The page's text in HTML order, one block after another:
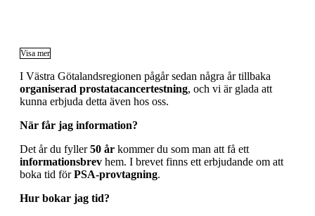
Visa mer
I Västra Götalandsregionen pågår sedan några år tillbaka
organiserad prostatacancertestning, och vi är glada att
kunna erbjuda detta även hos oss.
När får jag information?
Det år du fyller50 år kommer du som man att få ett
informationsbrev hem. I brevet finns ett erbjudande om att
boka tid förPSA‑provtagning.
Hur bokar jag tid?